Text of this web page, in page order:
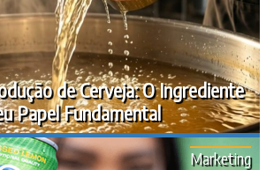
de Cerveja: O Ingrediente
Papel Fundamental
Marketing